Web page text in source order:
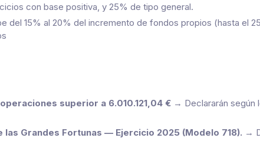
con base positiva, y 25% de tipo general.
del 15% al 20% del incremento de fondos propios (hasta el
superior a 6.010.121,04 €→ Declararán según
las Grandes Fortunas — Ejercicio 2025 (Modelo 718). →